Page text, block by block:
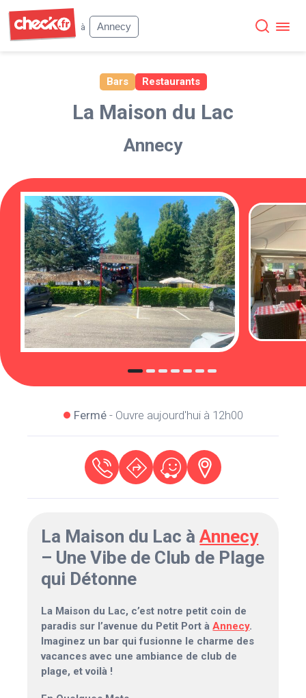
à
Annecy
Bars Restaurants
La Maison du Lac
Annecy
Fermé- Ouvre aujourd'hui à 12h00
La Maison du Lac àAnnecy
– Une Vibe de Club de Plage
qui Détonne
La Maison du Lac, c’est notre petit coin de
paradis sur l’avenue du Petit Port àAnnecy.
Imaginez un bar qui fusionne le charme des
vacances avec une ambiance de club de
plage, et voilà !